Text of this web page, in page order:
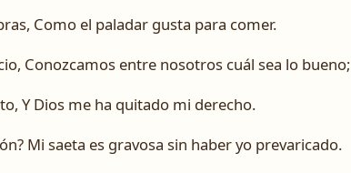
Como el paladar gusta para comer.
Conozcamos entre nosotros cuál sea lo bueno;
Y Dios me ha quitado mi derecho.
Mi saeta es gravosa sin haber yo prevaricado.